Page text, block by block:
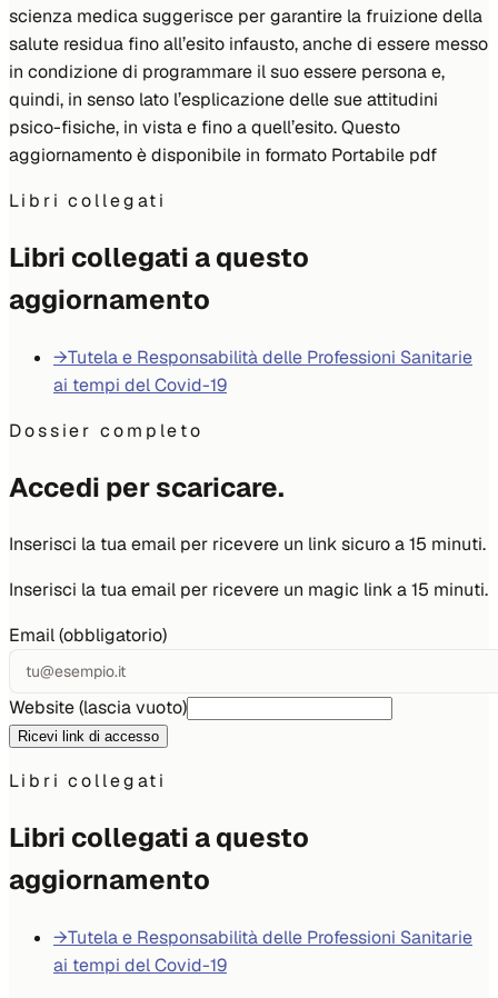
scienza medica suggerisce per garantire la fruizione della
salute residua fino all’esito infausto, anche di essere messo
in condizione di programmare il suo essere persona e,
quindi, in senso lato l’esplicazione delle sue attitudini
psico-fisiche, in vista e fino a quell’esito. Questo
aggiornamento è disponibile in formato Portabile pdf
Libri collegati
Libri collegati a questo
aggiornamento
→Tutela e Responsabilità delle Professioni Sanitarie
ai tempi del Covid-19
Dossier completo
Accedi per scaricare.
Inserisci la tua email per ricevere un link sicuro a 15 minuti.
Inserisci la tua email per ricevere un magic link a 15 minuti.
Email (obbligatorio)
Website (lascia vuoto)
Ricevi link di accesso
Libri collegati
Libri collegati a questo
aggiornamento
→Tutela e Responsabilità delle Professioni Sanitarie
ai tempi del Covid-19